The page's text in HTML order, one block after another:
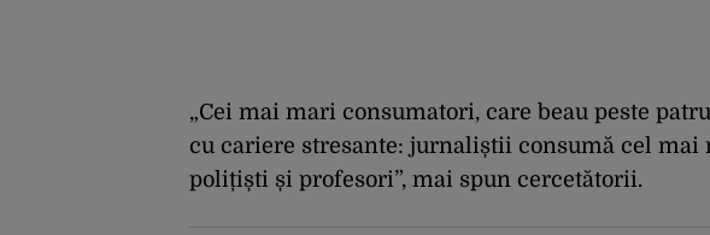
„Cei mai mari consumatori, care beau peste
cu cariere stresante: jurnaliștii consumă cel mai
polițiști și profesori”, mai spun cercetătorii.